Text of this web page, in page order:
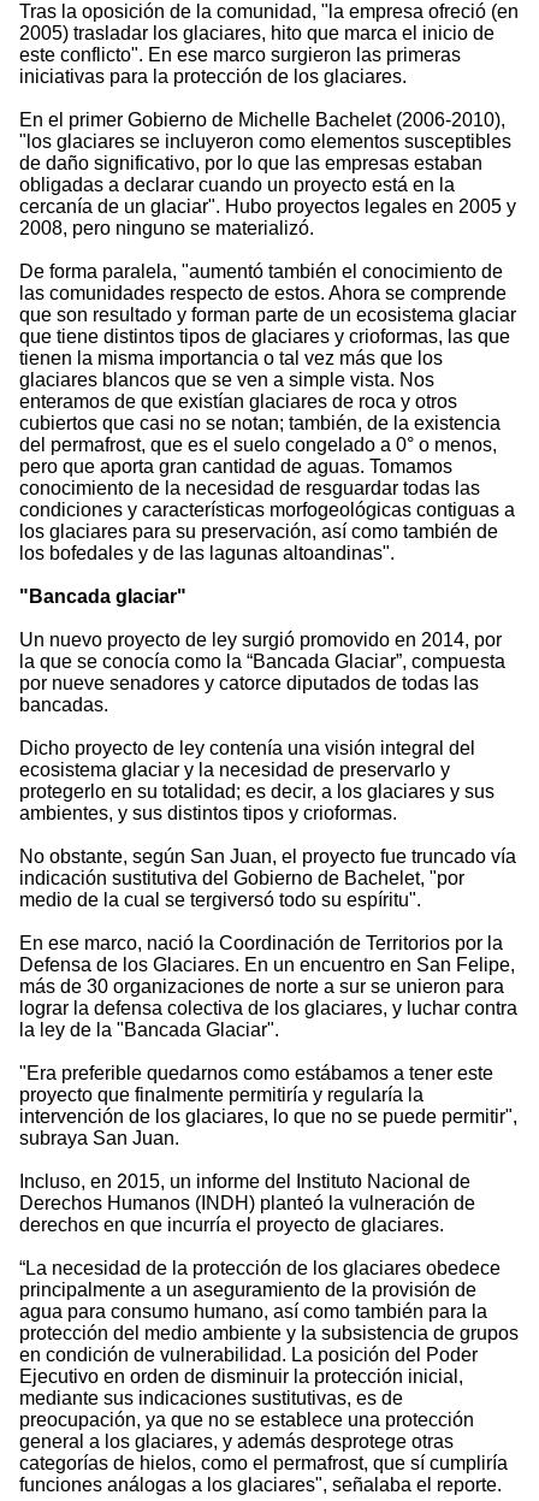
Tras la oposición de la comunidad, "la empresa ofreció (en
2005) trasladar los glaciares, hito que marca el inicio de
este conflicto". En ese marco surgieron las primeras
iniciativas para la protección de los glaciares.
En el primer Gobierno de Michelle Bachelet (2006-2010),
"los glaciares se incluyeron como elementos susceptibles
de daño significativo, por lo que las empresas estaban
obligadas a declarar cuando un proyecto está en la
cercanía de un glaciar". Hubo proyectos legales en 2005 y
2008, pero ninguno se materializó.
De forma paralela, "aumentó también el conocimiento de
las comunidades respecto de estos. Ahora se comprende
que son resultado y forman parte de un ecosistema glaciar
que tiene distintos tipos de glaciares y crioformas, las que
tienen la misma importancia o tal vez más que los
glaciares blancos que se ven a simple vista. Nos
enteramos de que existían glaciares de roca y otros
cubiertos que casi no se notan; también, de la existencia
del permafrost, que es el suelo congelado a 0° o menos,
pero que aporta gran cantidad de aguas. Tomamos
conocimiento de la necesidad de resguardar todas las
condiciones y características morfogeológicas contiguas a
los glaciares para su preservación, así como también de
los bofedales y de las lagunas altoandinas".
"Bancada glaciar"
Un nuevo proyecto de ley surgió promovido en 2014, por
la que se conocía como la “Bancada Glaciar”, compuesta
por nueve senadores y catorce diputados de todas las
bancadas.
Dicho proyecto de ley contenía una visión integral del
ecosistema glaciar y la necesidad de preservarlo y
protegerlo en su totalidad; es decir, a los glaciares y sus
ambientes, y sus distintos tipos y crioformas.
No obstante, según San Juan, el proyecto fue truncado vía
indicación sustitutiva del Gobierno de Bachelet, "por
medio de la cual se tergiversó todo su espíritu".
En ese marco, nació la Coordinación de Territorios por la
Defensa de los Glaciares. En un encuentro en San Felipe,
más de 30 organizaciones de norte a sur se unieron para
lograr la defensa colectiva de los glaciares, y luchar contra
la ley de la "Bancada Glaciar".
"Era preferible quedarnos como estábamos a tener este
proyecto que finalmente permitiría y regularía la
intervención de los glaciares, lo que no se puede permitir",
subraya San Juan.
Incluso, en 2015, un informe del Instituto Nacional de
Derechos Humanos (INDH) planteó la vulneración de
derechos en que incurría el proyecto de glaciares.
“La necesidad de la protección de los glaciares obedece
principalmente a un aseguramiento de la provisión de
agua para consumo humano, así como también para la
protección del medio ambiente y la subsistencia de grupos
en condición de vulnerabilidad. La posición del Poder
Ejecutivo en orden de disminuir la protección inicial,
mediante sus indicaciones sustitutivas, es de
preocupación, ya que no se establece una protección
general a los glaciares, y además desprotege otras
categorías de hielos, como el permafrost, que sí cumpliría
funciones análogas a los glaciares", señalaba el reporte.